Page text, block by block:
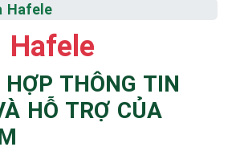
Thiểu
☎️ 09.86.85.89.22
Hafele
Hafele
THÔNG TIN
HỖ TRỢ CỦA